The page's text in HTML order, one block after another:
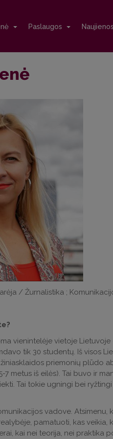
Paslaugos Naujienos
/ Žurnalistika ;
vienintelėje vietoje Lietuvoje
tik 30 studentų. Iš visos
priemonių plūdo
metus iš eilės). Tai buvo ir
Tai tokie ugningi bei
vadove. Atsimenu,
pamatuoti, kas veikia,
kai nei teorija, nei praktika